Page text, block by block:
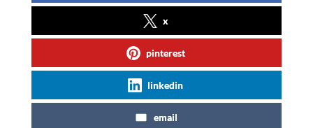
x
pinterest
linkedin
email